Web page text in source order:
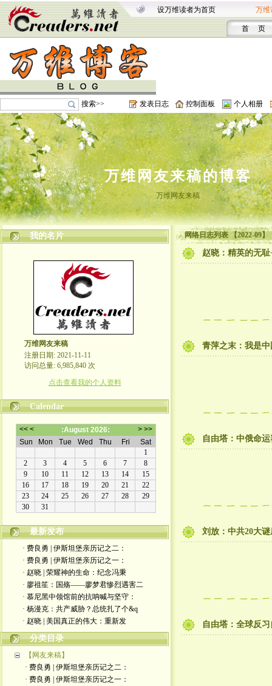
设万维读者为首页 万维
首 页
搜索>> 发表日志 控制面板 个人相册
万维网友来稿的博客
万维网友来稿
我的名片
万维网友来稿
注册日期: 2021-11-11
访问总量: 6,985,840 次
点击查看我的个人资料
Calendar
最新发布
· 费良勇 | 伊斯坦堡亲历记之二：
· 费良勇 | 伊斯坦堡亲历记之一：
· 赵晓 | 荣耀神的生命：纪念冯秉
· 廖祖笙：国殇——廖梦君惨烈遇害二
· 慕尼黑中领馆前的抗呐喊与坚守：
· 杨漫克：共产威胁？总统扎了个&q
· 赵晓 | 美国真正的伟大：重新发
分类目录
【网友来稿】
· 费良勇 | 伊斯坦堡亲历记之二：
· 费良勇 | 伊斯坦堡亲历记之一：
网络日志列表 【2022-09】
赵晓：精英的无
青萍之末：我是
自由塔：中俄命
刘放：中共20大
自由塔：全球反